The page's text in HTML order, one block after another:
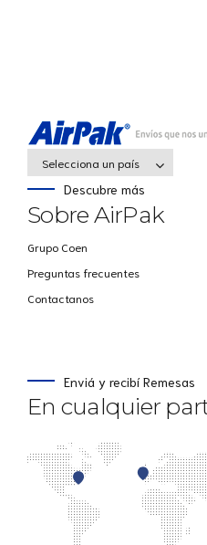
Selecciona un país
Descubre más
Sobre AirPak
Grupo Coen
Preguntas frecuentes
Contactanos
Enviá y recibí Remesas
En cualquier